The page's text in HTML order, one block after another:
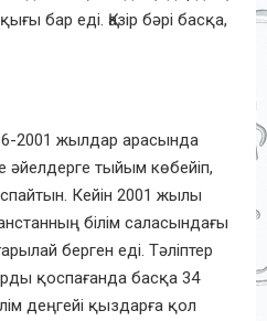
бар еді. Қазір бәрі басқа,
2001 жылдар арасында
әйелдерге тыйым көбейіп,
Кейін 2001 жылы
білім саласындағы
берген еді. Тәліптер
қоспағанда басқа 34
деңгейі қыздарға қол